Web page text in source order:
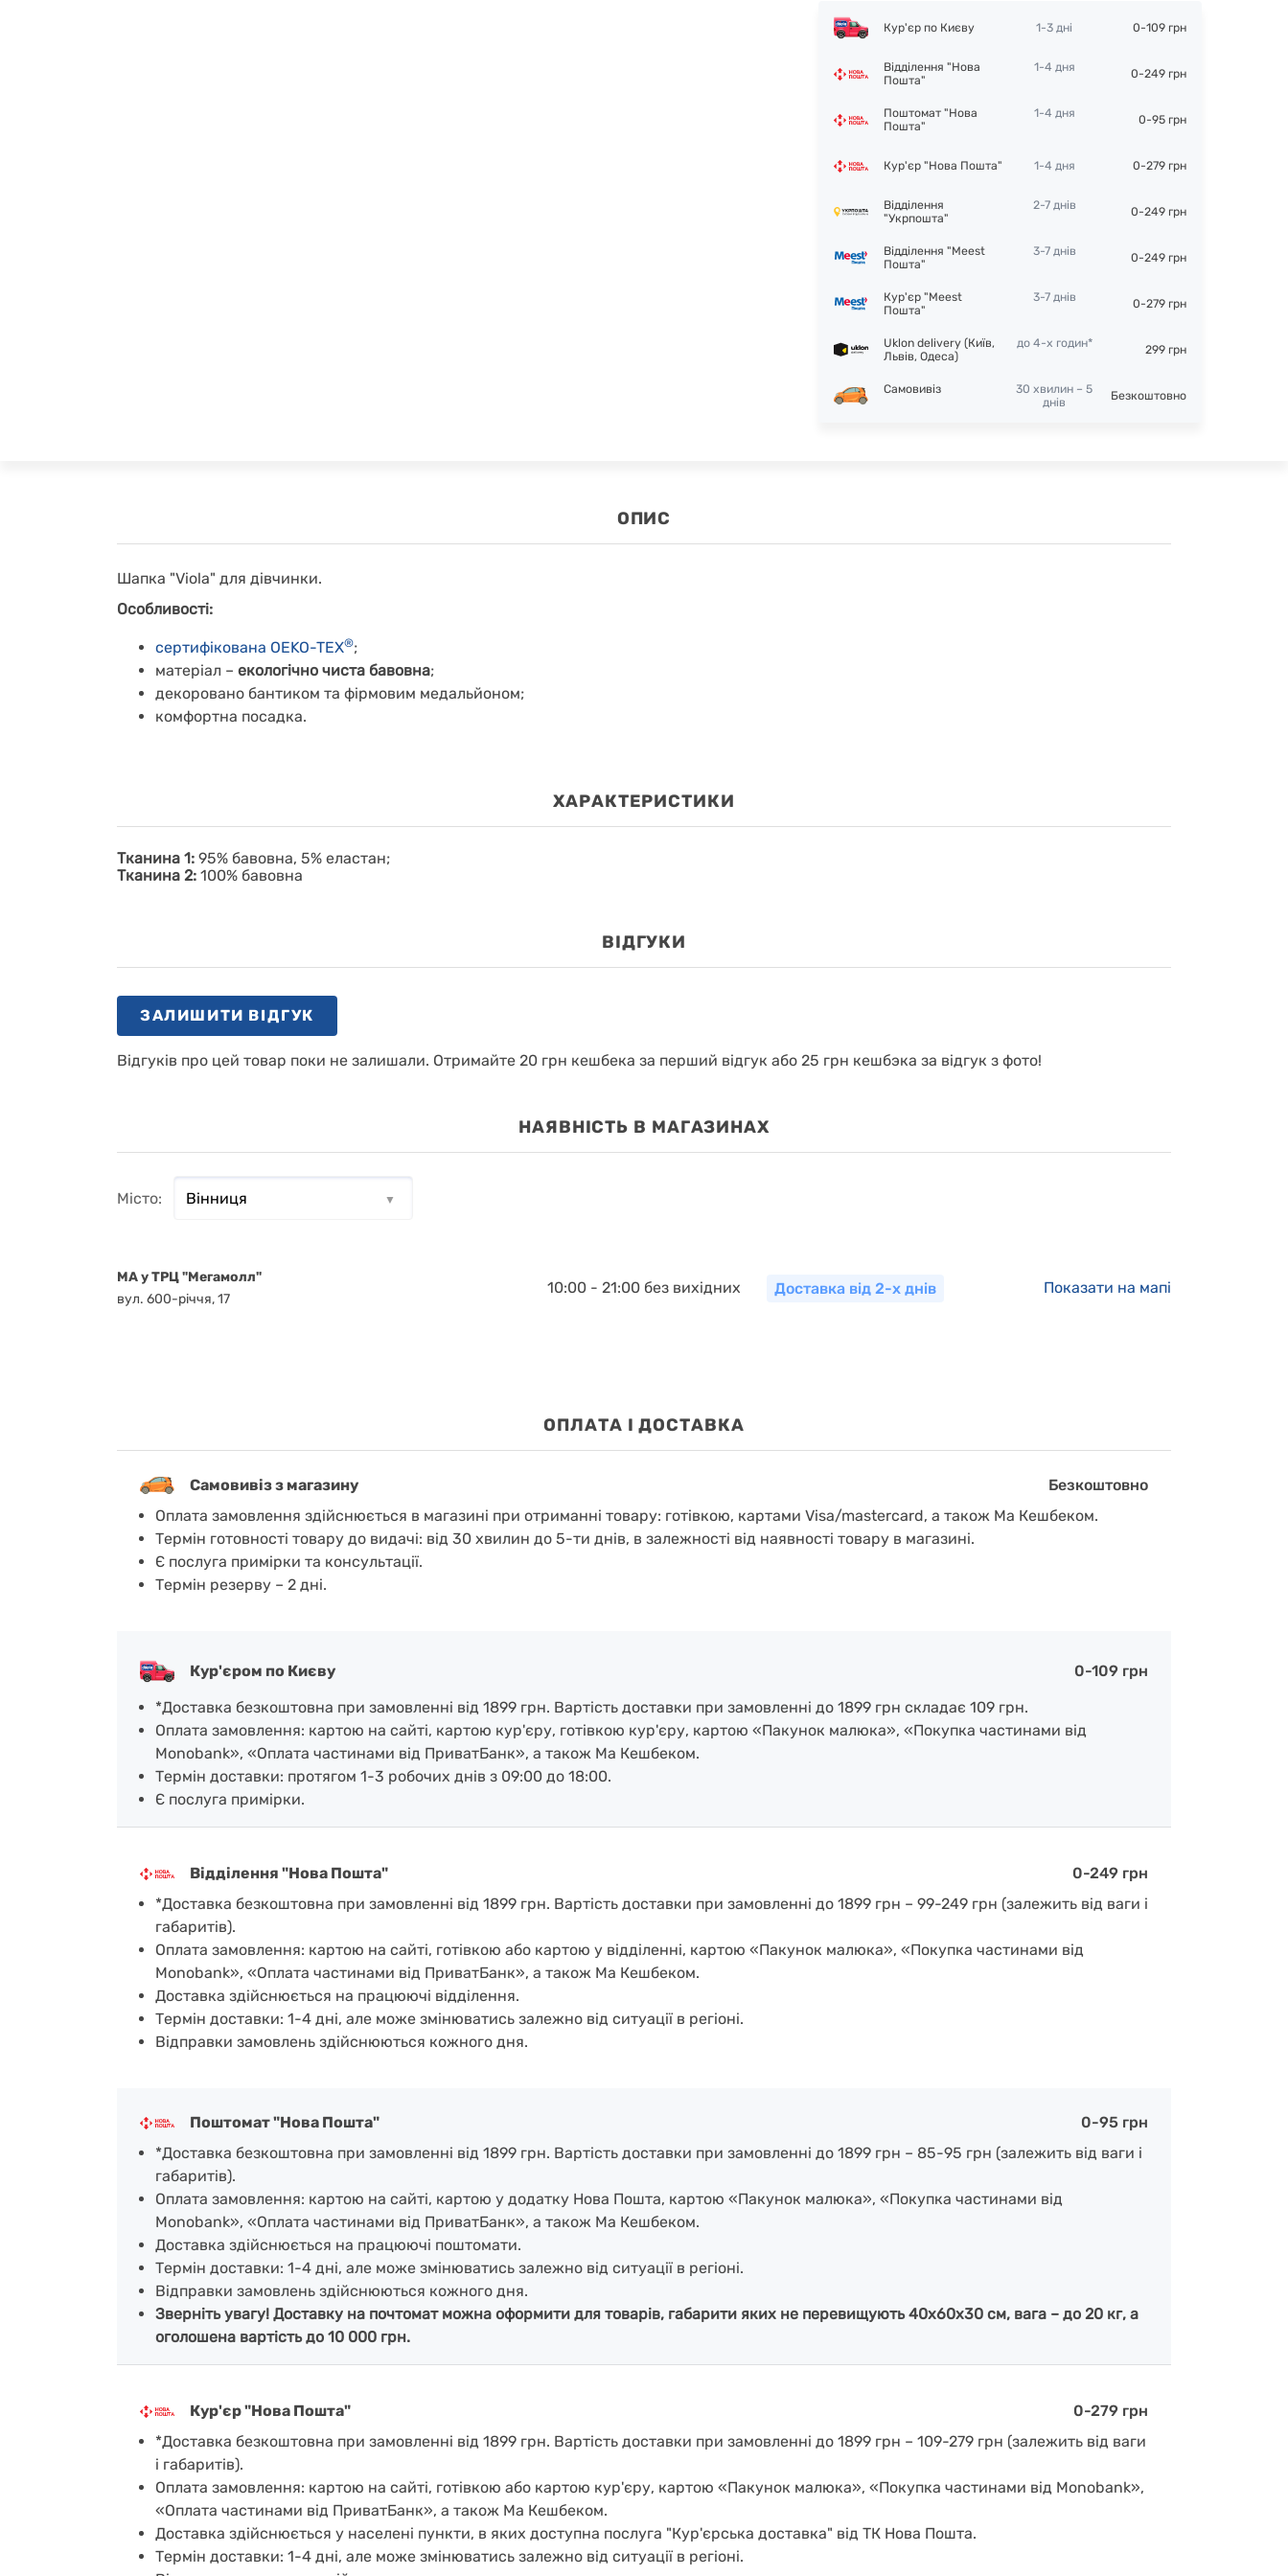
Кур'єр по Києву 1-3 дні 0-109 грн
Відділення "Нова
Пошта"
1-4 дня 0-249 грн
Поштомат "Нова
Пошта"
1-4 дня 0-95 грн
Кур'єр "Нова Пошта" 1-4 дня 0-279 грн
Відділення
"Укрпошта"
2-7 днів 0-249 грн
Відділення "Meest
Пошта"
3-7 днів 0-249 грн
Кур'єр "Meest
Пошта"
3-7 днів 0-279 грн
Uklon delivery (Київ,
Львів, Одеса)
до 4-х годин* 299 грн
Самовивіз
30 хвилин – 5
днів
Безкоштовно
ОПИС
Шапка "Viola" для дівчинки.
Особливості:
сертифікована OEKO-TEX®;
матеріал – екологічно чиста бавовна;
декоровано бантиком та фірмовим медальйоном;
комфортна посадка.
ХАРАКТЕРИСТИКИ
Тканина 1: 95% бавовна, 5% еластан;
Тканина 2: 100% бавовна
ВІДГУКИ
ЗАЛИШИТИ ВІДГУК
Відгуків про цей товар поки не залишали. Отримайте 20 грн кешбека за перший відгук або 25 грн кешбэка за відгук з фото!
НАЯВНІСТЬ В МАГАЗИНАХ
Місто:
MA у ТРЦ "Мегамолл"
вул. 600-річчя, 17
10:00 - 21:00 без вихідних Доставка від 2-х днів Показати на мапі
OПЛАТА І ДОСТАВКА
Самовивіз з магазину
Безкоштовно
Оплата замовлення здійснюється в магазині при отриманні товару: готівкою, картами Visa/mastercard, а також Ма Кешбеком.
Термін готовності товару до видачі: від 30 хвилин до 5-ти днів, в залежності від наявності товару в магазині.
Є послуга примірки та консультації.
Термін резерву – 2 дні.
Кур'єром по Києву
0-109 грн
*Доставка безкоштовна при замовленні від 1899 грн. Вартість доставки при замовленні до 1899 грн складає 109 грн.
Оплата замовлення: картою на сайті, картою кур'єру, готівкою кур'єру, картою «Пакунок малюка», «Покупка частинами від
Monobank», «Оплата частинами від ПриватБанк», а також Ма Кешбеком.
Термін доставки: протягом 1-3 робочих днів з 09:00 до 18:00.
Є послуга примірки.
Відділення "Нова Пошта"
0-249 грн
*Доставка безкоштовна при замовленні від 1899 грн. Вартість доставки при замовленні до 1899 грн – 99-249 грн (залежить від ваги і
габаритів).
Оплата замовлення: картою на сайті, готівкою або картою у відділенні, картою «Пакунок малюка», «Покупка частинами від
Monobank», «Оплата частинами від ПриватБанк», а також Ма Кешбеком.
Доставка здійснюється на працюючі відділення.
Термін доставки: 1-4 дні, але може змінюватись залежно від ситуації в регіоні.
Відправки замовлень здійснюються кожного дня.
Поштомат "Нова Пошта"
0-95 грн
*Доставка безкоштовна при замовленні від 1899 грн. Вартість доставки при замовленні до 1899 грн – 85-95 грн (залежить від ваги і
габаритів).
Оплата замовлення: картою на сайті, картою у додатку Нова Пошта, картою «Пакунок малюка», «Покупка частинами від
Monobank», «Оплата частинами від ПриватБанк», а також Ма Кешбеком.
Доставка здійснюється на працюючі поштомати.
Термін доставки: 1-4 дні, але може змінюватись залежно від ситуації в регіоні.
Відправки замовлень здійснюються кожного дня.
Зверніть увагу! Доставку на почтомат можна оформити для товарів, габарити яких не перевищують 40х60х30 см, вага – до 20 кг, а
оголошена вартість до 10 000 грн.
Кур'єр "Нова Пошта"
0-279 грн
*Доставка безкоштовна при замовленні від 1899 грн. Вартість доставки при замовленні до 1899 грн – 109-279 грн (залежить від ваги
і габаритів).
Оплата замовлення: картою на сайті, готівкою або картою кур'єру, картою «Пакунок малюка», «Покупка частинами від Monobank»,
«Оплата частинами від ПриватБанк», а також Ма Кешбеком.
Доставка здійснюється у населені пункти, в яких доступна послуга "Кур'єрська доставка" від ТК Нова Пошта.
Термін доставки: 1-4 дні, але може змінюватись залежно від ситуації в регіоні.